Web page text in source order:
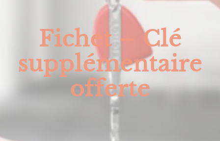
Fichet – Clé
supplémentaire
offerte